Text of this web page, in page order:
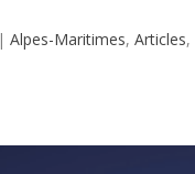
|Alpes-Maritimes,Articles,